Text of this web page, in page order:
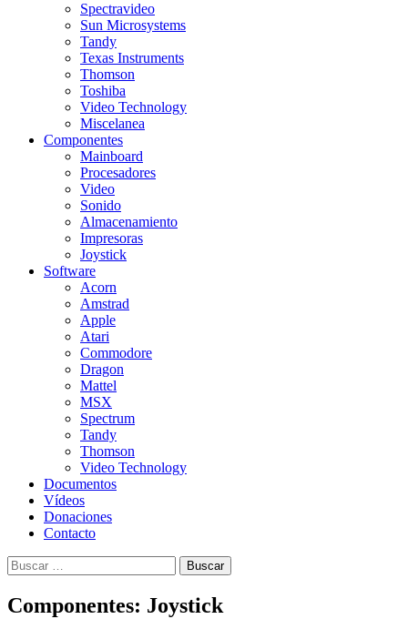
Spectravideo
Sun Microsystems
Tandy
Texas Instruments
Thomson
Toshiba
Video Technology
Miscelanea
Componentes
Mainboard
Procesadores
Video
Sonido
Almacenamiento
Impresoras
Joystick
Software
Acorn
Amstrad
Apple
Atari
Commodore
Dragon
Mattel
MSX
Spectrum
Tandy
Thomson
Video Technology
Documentos
Vídeos
Donaciones
Contacto
Buscar:
Componentes: Joystick